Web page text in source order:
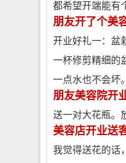
都希望开端能有
朋友开了个美
开业好礼一：盆
一杯修剪精细的
一点水也不会坏
朋友美容院开
送一对大花瓶。
美容店开业送
我觉得送花的话